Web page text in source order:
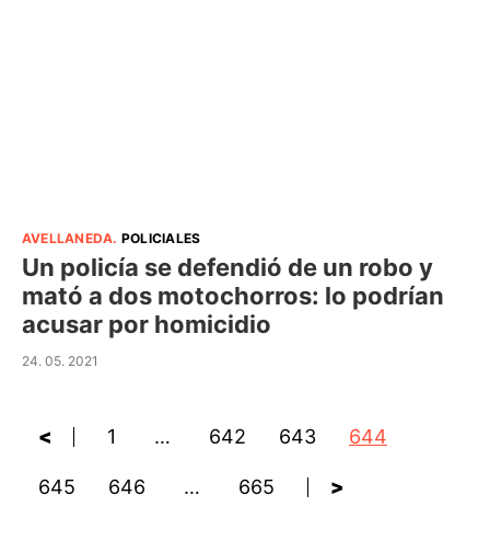
AVELLANEDA. POLICIALES
Un policía se defendió de un robo y
mató a dos motochorros: lo podrían
acusar por homicidio
24. 05. 2021
< 1 … 642 643 644
645 646 … 665 >